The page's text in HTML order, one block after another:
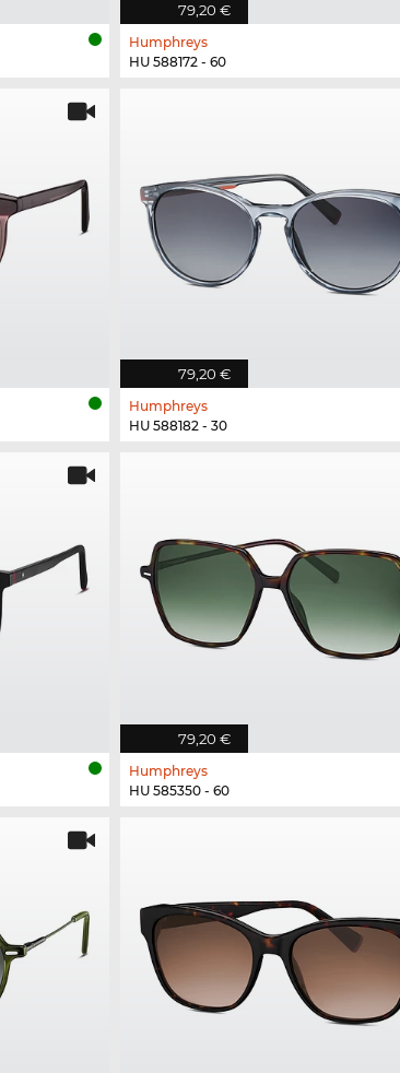
79,20 €
Humphreys
HU 588172 - 60
79,20 €
Humphreys
HU 588182 - 30
79,20 €
Humphreys
HU 585350 - 60